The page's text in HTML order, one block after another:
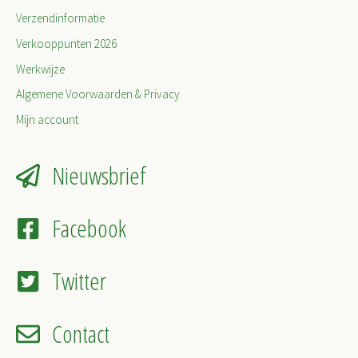
Verzendinformatie
Verkooppunten 2026
Werkwijze
Algemene Voorwaarden & Privacy
Mijn account
Nieuwsbrief
Facebook
Twitter
Contact